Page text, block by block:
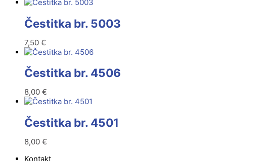
Čestitka br. 5003
7,50 €
Čestitka br. 4506
8,00 €
Čestitka br. 4501
8,00 €
Kontakt